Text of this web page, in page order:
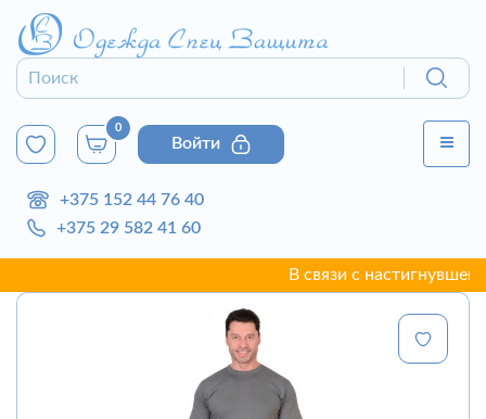
0
Войти
+375 152 44 76 40
+375 29 582 41 60
В связи с настигнувшей г.